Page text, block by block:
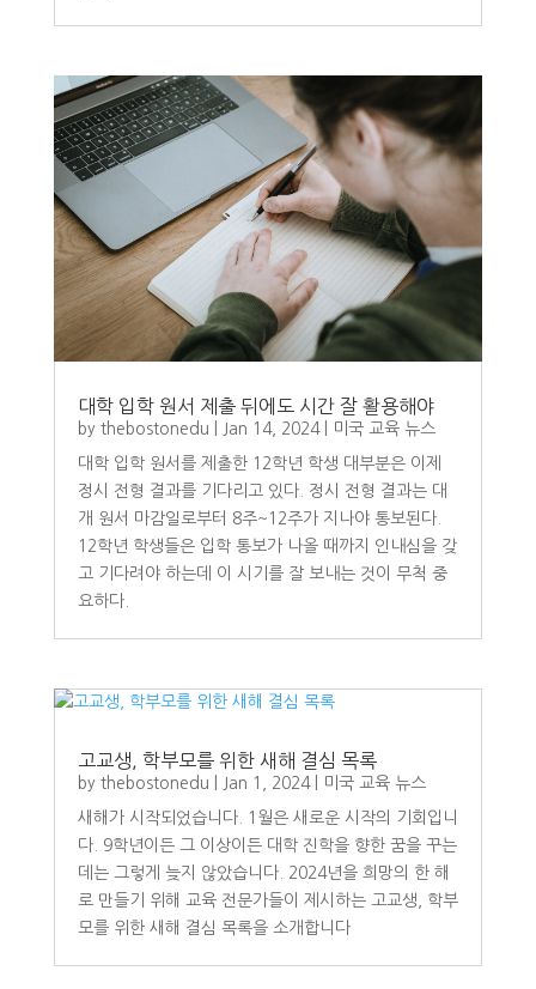
대학 입학 원서 제출 뒤에도 시간 잘 활용해야
by thebostonedu Jan 14, 2024| 미국 교육 뉴스
대학 입학 원서를 제출한 12학년 학생 대부분은 이제
정시 전형 결과를 기다리고 있다. 정시 전형 결과는 대
개 원서 마감일로부터 8주~12주가 지나야 통보된다.
12학년 학생들은 입학 통보가 나올 때까지 인내심을 갖
고 기다려야 하는데 이 시기를 잘 보내는 것이 무척 중
요하다.
고교생, 학부모를 위한 새해 결심 목록
by thebostonedu Jan 1, 2024| 미국 교육 뉴스
새해가 시작되었습니다. 1월은 새로운 시작의 기회입니
다. 9학년이든 그 이상이든 대학 진학을 향한 꿈을 꾸는
데는 그렇게 늦지 않았습니다. 2024년을 희망의 한 해
로 만들기 위해 교육 전문가들이 제시하는 고교생, 학부
모를 위한 새해 결심 목록을 소개합니다